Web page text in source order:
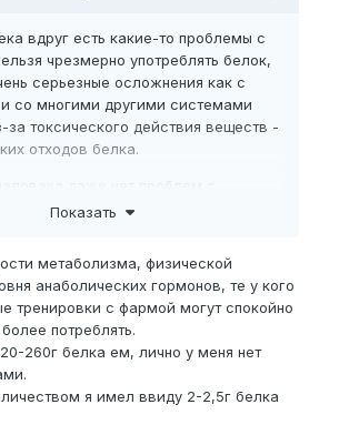
вдруг есть какие-то проблемы с
чрезмерно употреблять белок,
серьезные осложнения как с
со многими другими системами
за токсического действия веществ -
отходов белка.
тоже на организме может плохо
Показать
метаболизма, физической
анаболических гормонов, те у кого
тренировки с фармой могут спокойно
потреблять.
260г белка ем, лично у меня нет
я имел ввиду 2-2,5г белка